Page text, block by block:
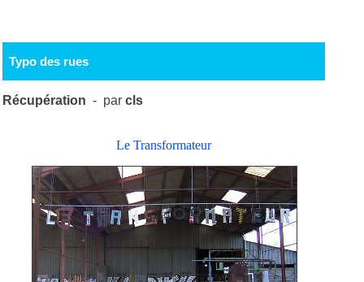
Typo des rues
Récupération - parcls
Le Transformateur